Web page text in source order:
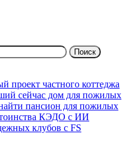
проект частного коттеджа
сейчас дом для пожилых
пансион для пожилых
КЭДО с ИИ
клубов с FS